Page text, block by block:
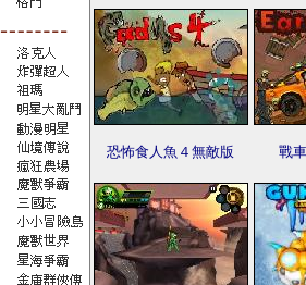
恐怖食人魚４無敵版 戰